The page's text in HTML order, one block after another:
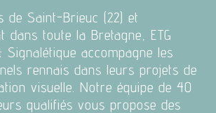
de Saint-Brieuc (22) et
dans toute la Bretagne, ETG
Signalétique accompagne les
rennais dans leurs projets de
visuelle. Notre équipe de 40
qualifiés vous propose des